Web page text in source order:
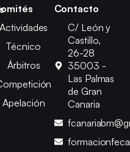
Actividades
Técnico
Árbitros
Apelación
Contacto
C/ León y
Castillo,
26-28
35003 -
Las Palmas
de Gran
Canaria